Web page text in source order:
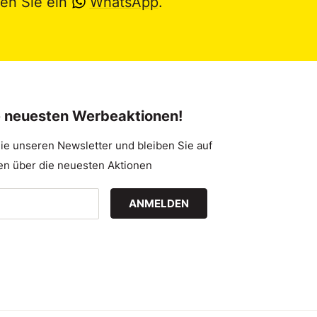
neuesten Werbeaktionen!
unseren Newsletter und bleiben Sie auf
über die neuesten Aktionen
ANMELDEN